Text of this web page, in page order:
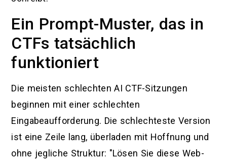
Ein Prompt-Muster, das in
CTFs tatsächlich
funktioniert
Die meisten schlechten AI CTF-Sitzungen
beginnen mit einer schlechten
Eingabeaufforderung. Die schlechteste Version
ist eine Zeile lang, überladen mit Hoffnung und
ohne jegliche Struktur: "Lösen Sie diese Web-